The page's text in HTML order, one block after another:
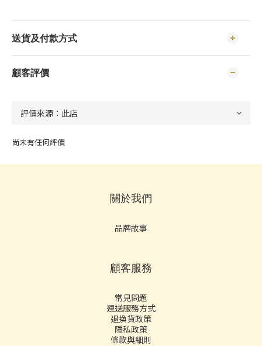
送貨及付款方式
顧客評價
尚未有任何評價
關於我們
品牌故事
顧客服務
常見問題
運送服務方式
退換貨政策
隱私政策
條款與細則